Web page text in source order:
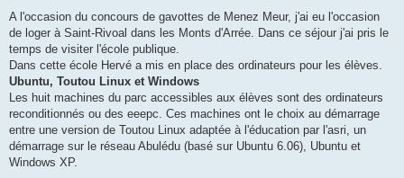
s
a
g
A l'occasion du concours de gavottes de Menez Meur, j'ai eu l'occasion
de loger à Saint-Rivoal dans les Monts d'Arrée. Dans ce séjour j'ai pris le
temps de visiter l'école publique.
Dans cette école Hervé a mis en place des ordinateurs pour les élèves.
Ubuntu, Toutou Linux et Windows
Les huit machines du parc accessibles aux élèves sont des ordinateurs
reconditionnés ou des eeepc. Ces machines ont le choix au démarrage
entre une version de Toutou Linux adaptée à l'éducation par l'asri, un
démarrage sur le réseau Abulédu (basé sur Ubuntu 6.06), Ubuntu et
Windows XP.